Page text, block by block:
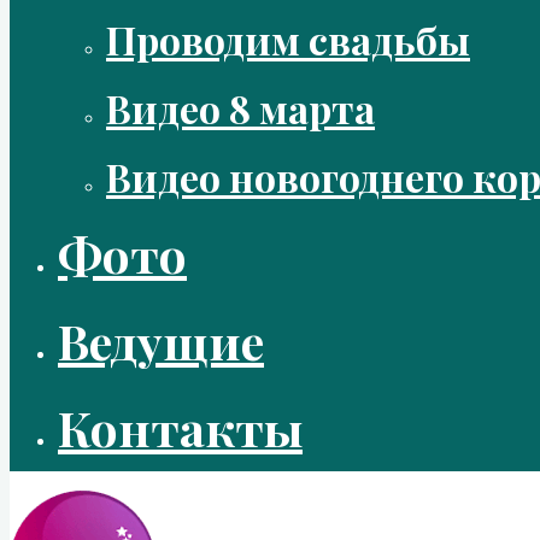
Проводим свадьбы
Видео 8 марта
Видео новогоднего
Фото
Ведущие
Контакты